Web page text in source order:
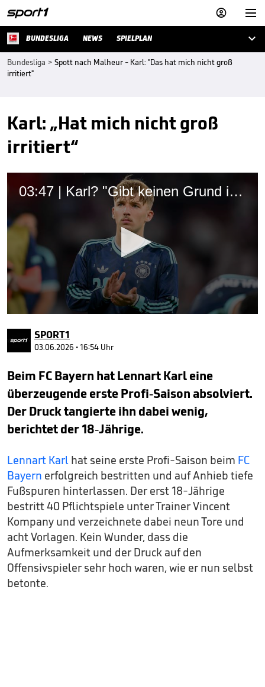


BUNDESLIGA NEWS SPIELPLAN 
Bundesliga > Spott nach Malheur - Karl: "Das hat mich nicht groß
irritiert"
Karl: „Hat mich nicht groß
irritiert“
03:47 | Karl? "Gibt keinen Grund ihn an die Kette zu legen"
seconds
of
minutes,
seconds
SPORT1
03.06.2026 • 16:54 Uhr
Beim FC Bayern hat Lennart Karl eine
überzeugende erste Profi-Saison absolviert.
Der Druck tangierte ihn dabei wenig,
berichtet der 18-Jährige.
Lennart Karl hat seine erste Profi-Saison beim FC
Bayern erfolgreich bestritten und auf Anhieb tiefe
Fußspuren hinterlassen. Der erst 18-Jährige
bestritt 40 Pflichtspiele unter Trainer Vincent
Kompany und verzeichnete dabei neun Tore und
acht Vorlagen. Kein Wunder, dass die
Aufmerksamkeit und der Druck auf den
Offensivspieler sehr hoch waren, wie er nun selbst
betonte.